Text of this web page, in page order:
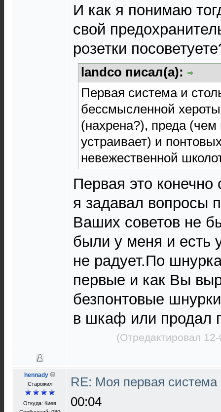
И как я понимаю
свой
розетки
landco писал(а):
Первая система и
бессмысленной
(нахрена?), преда (чем
устраивает) и
невежественной
Первая это конечно
я задавал вопросы
Ваших советов не
были у меня и есть
не радует.По
первые и как Вы
безпонтовые
в шкаф или продал
(Отредактировал
hennady
Старожил
Откуда: Киев
RE: Моя первая
00:04